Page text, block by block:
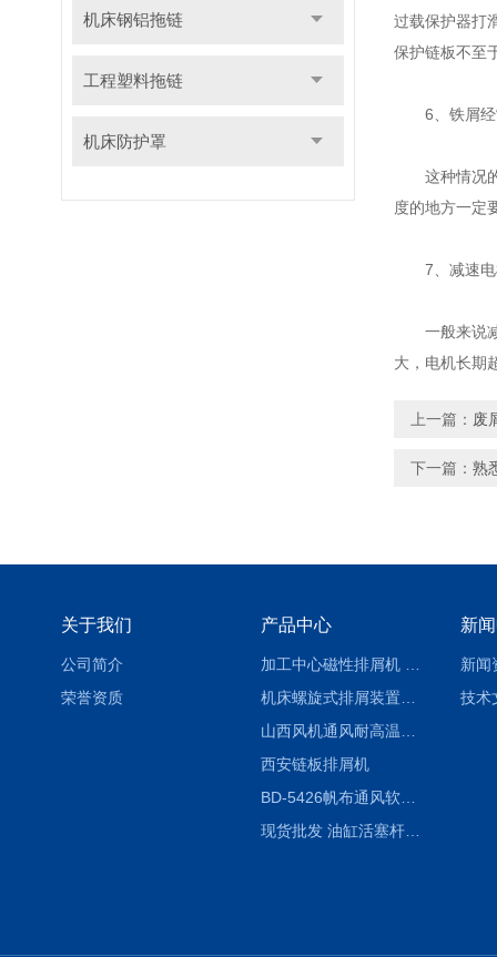
机床钢铝拖链
工程塑料拖链
机床防护罩
过载保护器打
保护链板不至
6、铁屑经
这种情况的
度的地方一定
7、减速电
一般来说减
大，电机长期
上一篇： 废
下一篇： 熟
关于我们
公司简介
荣誉资质
产品中心
西安链板排屑机
BD-5426帆布通风软连接水泥布袋陕西生产厂家
现货批发 油缸活塞杆圆形保护套
新
新闻
技术